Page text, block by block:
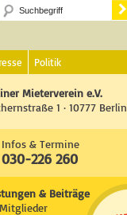
Politik
Mieterverein e.V.
1 · 10777 Berlin
Infos & Termine
030-226 260
& Beiträge